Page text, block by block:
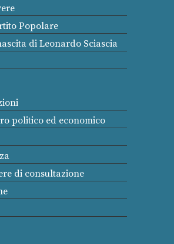
Popolare
di Leonardo Sciascia
politico ed economico
di consultazione